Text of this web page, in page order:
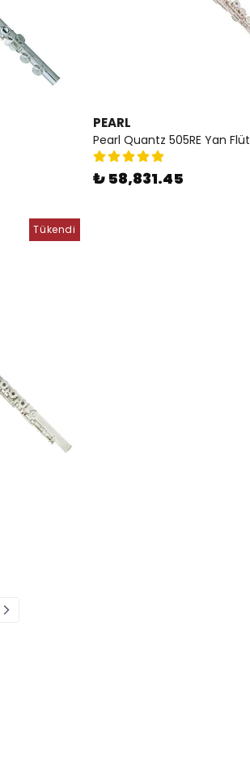
PEARL
Pearl Quantz 505RE Yan Flüt
₺ 58,831.45
Tükendi